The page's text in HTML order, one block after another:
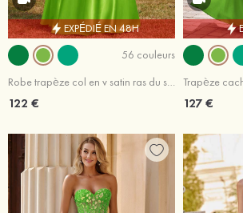
EXPÉDIÉ EN 48H
56 couleurs
Robe trapèze col en v satin ras du sol robe de bal
122 € 127 €